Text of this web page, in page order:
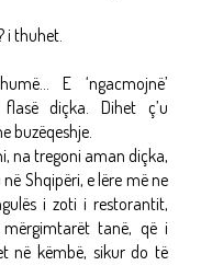
i thuhet.
E ‘ngacmojnë’
diçka. Dihet ç’u
buzëqeshje.
na tregoni aman diçka,
Shqipëri, e lëre më ne
i zoti i restorantit,
mërgimtarët tanë, që i
në këmbë, sikur do të